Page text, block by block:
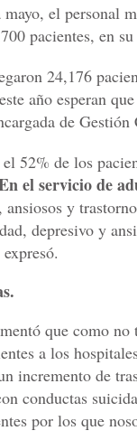
mayo, el personal
pacientes, en
24,176
año esperan
de
52% de los
el servicio de
ansiosos y
depresivo y
que como
a los
incremento de
conductas
por los que